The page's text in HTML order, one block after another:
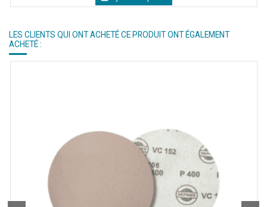
LES CLIENTS QUI ONT ACHETÉ CE PRODUIT ONT ÉGALEMENT
ACHETÉ :